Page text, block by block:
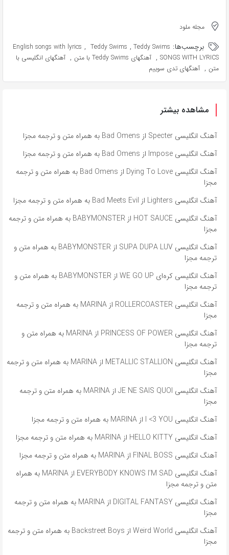
مجله ملود
برچسب‌ها: English songs with lyrics , Teddy Swims , Teddy Swims
SONGS WITH LYRICS
, آهنگهای Teddy Swims با متن , آهنگهای انگلیسی با
متن , آهنگهای تدی سوییم
مشاهده بیشتر
آهنگ انگلیسی Specter از Bad Omens به همراه متن و ترجمه مجزا
آهنگ انگلیسی Impose از Bad Omens به همراه متن و ترجمه مجزا
آهنگ انگلیسی Dying To Love از Bad Omens به همراه متن و ترجمه
مجزا
آهنگ انگلیسی Lighters از Bad Meets Evil به همراه متن و ترجمه مجزا
آهنگ انگلیسی HOT SAUCE از BABYMONSTER به همراه متن و ترجمه
مجزا
آهنگ انگلیسی SUPA DUPA LUV از BABYMONSTER به همراه متن و
ترجمه مجزا
آهنگ انگلیسی کره‌ای WE GO UP از BABYMONSTER به همراه متن و
ترجمه مجزا
آهنگ انگلیسی ROLLERCOASTER از MARINA به همراه متن و ترجمه
مجزا
آهنگ انگلیسی PRINCESS OF POWER از MARINA به همراه متن و
ترجمه مجزا
آهنگ انگلیسی METALLIC STALLION از MARINA به همراه متن و ترجمه
مجزا
آهنگ انگلیسی JE NE SAIS QUOI از MARINA به همراه متن و ترجمه
مجزا
آهنگ انگلیسی I <3 YOU از MARINA به همراه متن و ترجمه مجزا
آهنگ انگلیسی HELLO KITTY از MARINA به همراه متن و ترجمه مجزا
آهنگ انگلیسی FINAL BOSS از MARINA به همراه متن و ترجمه مجزا
آهنگ انگلیسی EVERYBODY KNOWS I’M SAD از MARINA به همراه
متن و ترجمه مجزا
آهنگ انگلیسی DIGITAL FANTASY از MARINA به همراه متن و ترجمه
مجزا
آهنگ انگلیسی Weird World از Backstreet Boys به همراه متن و ترجمه
مجزا